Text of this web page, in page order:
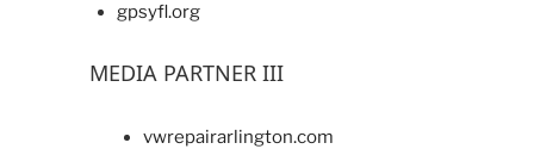
gpsyfl.org
MEDIA PARTNER III
vwrepairarlington.com